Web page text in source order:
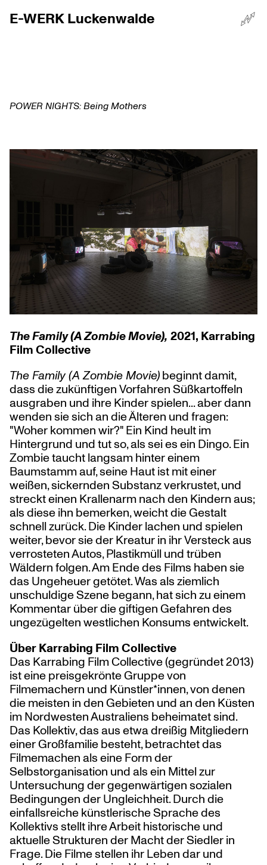
E-WERK Luckenwalde
☰
Menü
POWER NIGHTS: Being Mothers
The Family (A Zombie Movie), 2021, Karrabing
Film Collective
The Family (A Zombie Movie)beginnt damit,
dass die zukünftigen Vorfahren Süßkartoffeln
ausgraben und ihre Kinder spielen... aber dann
wenden sie sich an die Älteren und fragen:
"Woher kommen wir?" Ein Kind heult im
Hintergrund und tut so, als sei es ein Dingo. Ein
Zombie taucht langsam hinter einem
Baumstamm auf, seine Haut ist mit einer
weißen, sickernden Substanz verkrustet, und
streckt einen Krallenarm nach den Kindern aus;
als diese ihn bemerken, weicht die Gestalt
schnell zurück. Die Kinder lachen und spielen
weiter, bevor sie der Kreatur in ihr Versteck aus
verrosteten Autos, Plastikmüll und trüben
Wäldern folgen. Am Ende des Films haben sie
das Ungeheuer getötet. Was als ziemlich
unschuldige Szene begann, hat sich zu einem
Kommentar über die giftigen Gefahren des
ungezügelten westlichen Konsums entwickelt.
Über Karrabing Film Collective
Das Karrabing Film Collective (gegründet 2013)
ist eine preisgekrönte Gruppe von
Filmemachern und Künstler*innen, von denen
die meisten in den Gebieten und an den Küsten
im Nordwesten Australiens beheimatet sind.
Das Kollektiv, das aus etwa dreißig Mitgliedern
einer Großfamilie besteht, betrachtet das
Filmemachen als eine Form der
Selbstorganisation und als ein Mittel zur
Untersuchung der gegenwärtigen sozialen
Bedingungen der Ungleichheit. Durch die
einfallsreiche künstlerische Sprache des
Kollektivs stellt ihre Arbeit historische und
aktuelle Strukturen der Macht der Siedler in
Frage. Die Filme stellen ihr Leben dar und